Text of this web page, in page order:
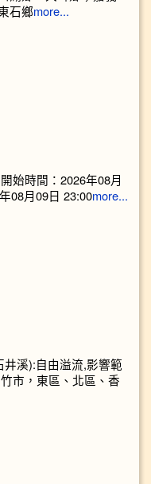
石鄉more...
始時間：2026年08月
08月09日 23:00more...
溪):自由溢流,影響範
市，東區、北區、香